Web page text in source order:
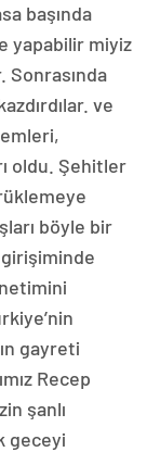
başında
yapabilir miyiz
Sonrasında
ve
oldu. Şehitler
böyle bir
gayreti
Recep
şanlı
geceyi